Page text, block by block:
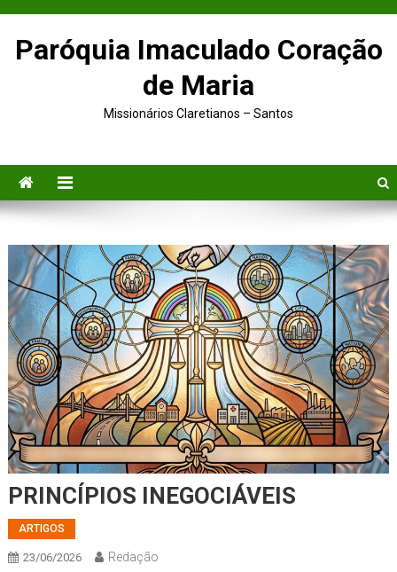
Paróquia Imaculado Coração
de Maria
Missionários Claretianos – Santos
PRINCÍPIOS INEGOCIÁVEIS
ARTIGOS
23/06/2026 Redação